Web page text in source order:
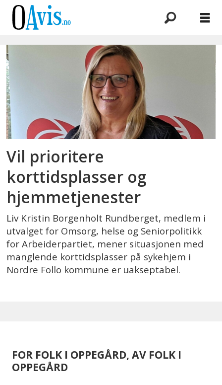
Emne:
kortidsplasser
Vil prioritere
korttidsplasser og
hjemmetjenester
Liv Kristin Borgenholt Rundberget, medlem i
utvalget for Omsorg, helse og Seniorpolitikk
for Arbeiderpartiet, mener situasjonen med
manglende korttidsplasser på sykehjem i
Nordre Follo kommune er uakseptabel.
FOR FOLK I OPPEGÅRD, AV FOLK I
OPPEGÅRD